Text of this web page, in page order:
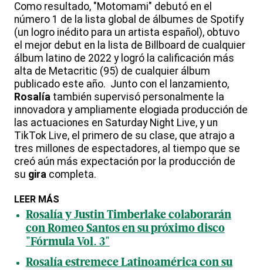
Como resultado, "Motomami" debutó en el
número 1 de la lista global de álbumes de Spotify
(un logro inédito para un artista español), obtuvo
el mejor debut en la lista de Billboard de cualquier
álbum latino de 2022 y logró la calificación más
alta de Metacritic (95) de cualquier álbum
publicado este año. Junto con el lanzamiento,
Rosalía también supervisó personalmente la
innovadora y ampliamente elogiada producción de
las actuaciones en Saturday Night Live, y un
TikTok Live, el primero de su clase, que atrajo a
tres millones de espectadores, al tiempo que se
creó aún más expectación por la producción de
su gira completa.
LEER MÁS
Rosalía y Justin Timberlake colaborarán
con Romeo Santos en su próximo disco
"Fórmula Vol. 3"
Rosalía estremece Latinoamérica con su